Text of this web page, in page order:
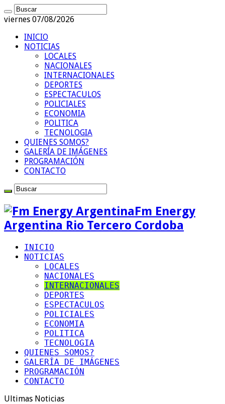
viernes 07/08/2026
INICIO
NOTICIAS
LOCALES
NACIONALES
INTERNACIONALES
DEPORTES
ESPECTACULOS
POLICIALES
ECONOMIA
POLITICA
TECNOLOGIA
QUIENES SOMOS?
GALERÍA DE IMÁGENES
PROGRAMACIÓN
CONTACTO
Fm Energy
Argentina Rio Tercero Cordoba
INICIO
NOTICIAS
LOCALES
NACIONALES
INTERNACIONALES
DEPORTES
ESPECTACULOS
POLICIALES
ECONOMIA
POLITICA
TECNOLOGIA
QUIENES SOMOS?
GALERÍA DE IMÁGENES
PROGRAMACIÓN
CONTACTO
Ultimas Noticias